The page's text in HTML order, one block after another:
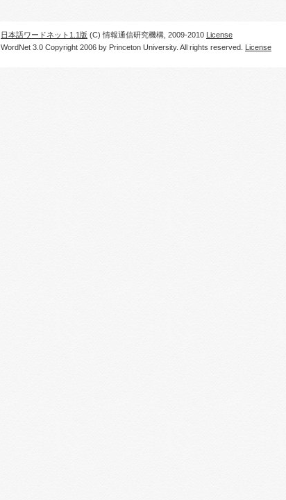
日本語ワードネット1.1版 (C) 情報通信研究機構, 2009-2010 License
WordNet 3.0 Copyright 2006 by Princeton University. All rights reserved. License